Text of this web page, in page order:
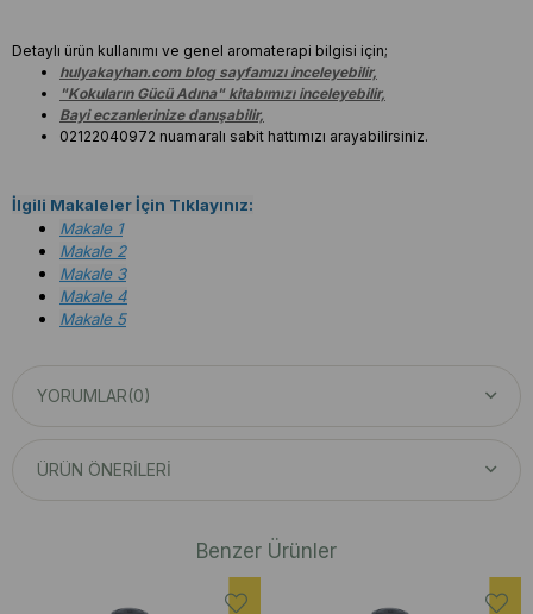
Detaylı ürün kullanımı ve genel aromaterapi bilgisi için;
hulyakayhan.com blog sayfamızı inceleyebilir,
"Kokuların Gücü Adına" kitabımızı inceleyebilir,
Bayi eczanlerinize danışabilir,
02122040972 nuamaralı sabit hattımızı arayabilirsiniz.
İlgili Makaleler İçin Tıklayınız:
Makale 1
Makale 2
Makale 3
Makale 4
Makale 5
YORUMLAR(0)
ÜRÜN ÖNERILERI
Benzer Ürünler